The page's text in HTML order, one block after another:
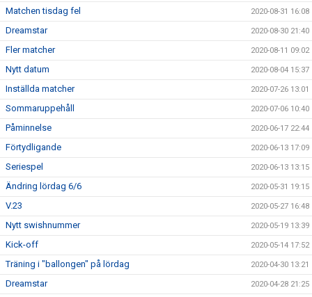
Matchen tisdag fel 2020-08-31 16:08
Dreamstar 2020-08-30 21:40
Fler matcher 2020-08-11 09:02
Nytt datum 2020-08-04 15:37
Inställda matcher 2020-07-26 13:01
Sommaruppehåll 2020-07-06 10:40
Påminnelse 2020-06-17 22:44
Förtydligande 2020-06-13 17:09
Seriespel 2020-06-13 13:15
Ändring lördag 6/6 2020-05-31 19:15
V.23 2020-05-27 16:48
Nytt swishnummer 2020-05-19 13:39
Kick-off 2020-05-14 17:52
Träning i "ballongen" på lördag 2020-04-30 13:21
Dreamstar 2020-04-28 21:25